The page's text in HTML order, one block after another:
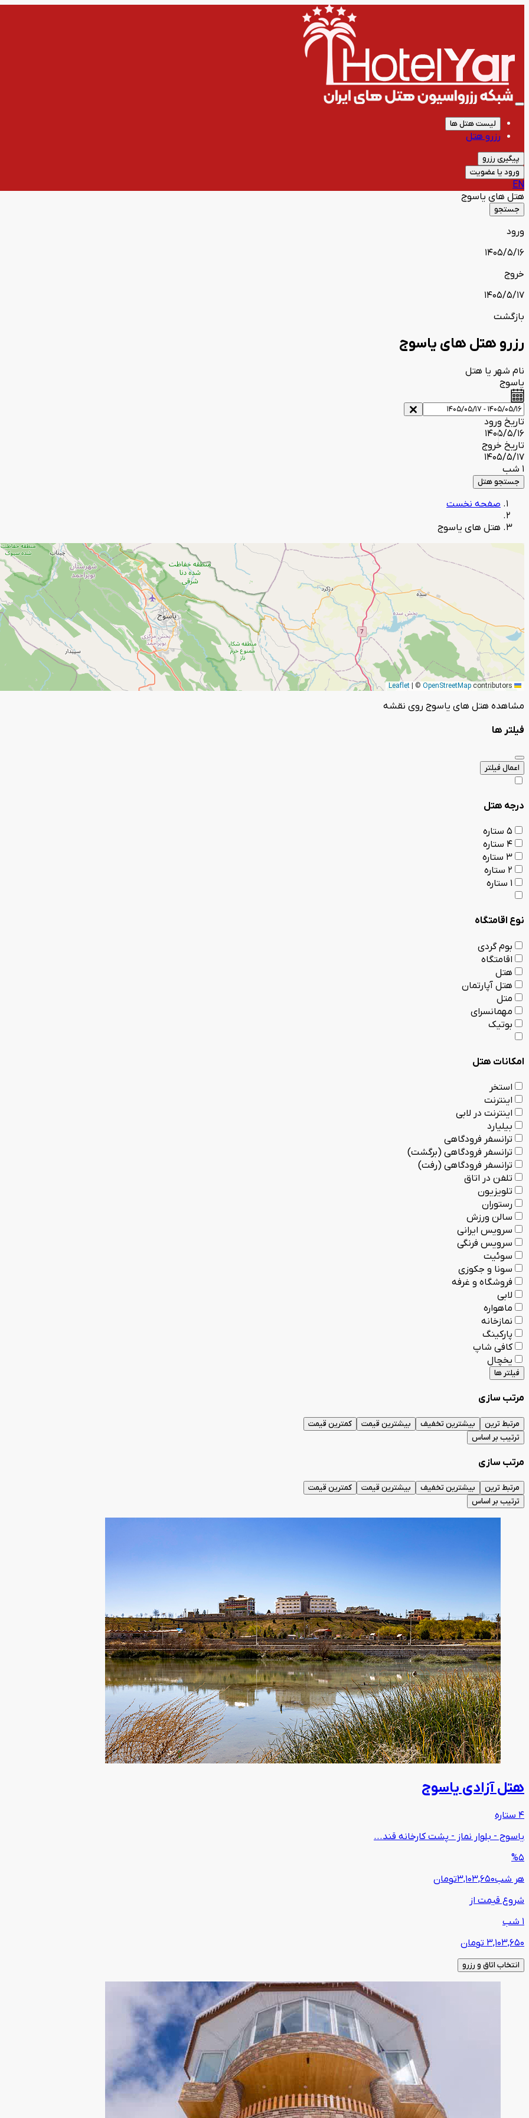
لیست هتل ها
رزرو هتل
پیگیری رزرو
ورود یا عضویت
EN
هتل های یاسوج
جستجو
ورود
1405/5/16
خروج
1405/5/17
بازگشت
رزرو هتل های یاسوج
نام شهر یا هتل
یاسوج
تاریخ ورود
1405/5/16
تاریخ خروج
1405/5/17
1 شب
جستجو هتل
صفحه نخست
هتل های یاسوج
© OpenStreetMap contributors
مشاهده هتل های یاسوج روی نقشه
فیلتر ها
اعمال فیلتر
درجه هتل
5 ستاره
4 ستاره
3 ستاره
2 ستاره
1 ستاره
نوع اقامتگاه
بوم گردی
اقامتگاه
هتل
هتل آپارتمان
متل
مهمانسرای
بوتیک
امکانات هتل
استخر
اینترنت
اینترنت در لابی
بیلیارد
ترانسفر فرودگاهی
ترانسفر فرودگاهی (برگشت)
ترانسفر فرودگاهی (رفت)
تلفن در اتاق
تلویزیون
رستوران
سالن ورزش
سرویس ایرانی
سرویس فرنگی
سوئیت
سونا و جکوزی
فروشگاه و غرفه
لابی
ماهواره
نمازخانه
پارکینگ
کافی شاپ
یخچال
فیلتر ها
مرتب سازی
مرتبط ترین بیشترین تخفیف بیشترین قیمت
کمترین قیمت
ترتیب بر اساس
مرتب سازی
مرتبط ترین بیشترین تخفیف بیشترین قیمت
کمترین قیمت
ترتیب بر اساس
هتل آزادی یاسوج
4 ستاره
یاسوج - بلوار نماز - پشت کارخانه قند...
%5
هر شب3,103,650تومان
شروع قیمت از
1 شب
3,103,650 تومان
انتخاب اتاق و رزرو